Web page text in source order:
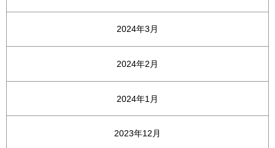
2024年3月
2024年2月
2024年1月
2023年12月